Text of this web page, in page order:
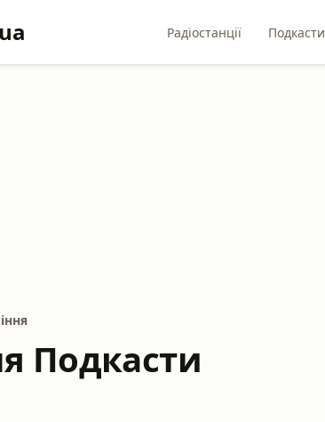
Радіостанції Подкасти
Подкасти